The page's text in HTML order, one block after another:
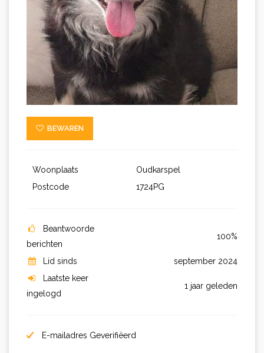
BEWAREN
Woonplaats
Oudkarspel
Postcode
1724PG
Beantwoorde
berichten
100%
Lid sinds
september 2024
Laatste keer
ingelogd
1 jaar geleden
E-mailadres Geverifiëerd